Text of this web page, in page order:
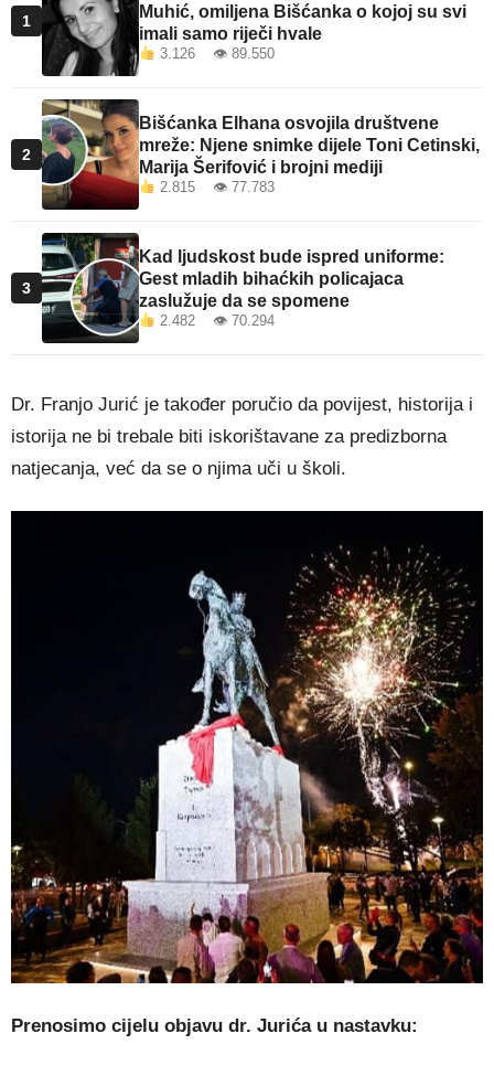
1
Muhić, omiljena Bišćanka o kojoj su svi
imali samo riječi hvale
3.126 👁 89.550
2
Bišćanka Elhana osvojila društvene
mreže: Njene snimke dijele Toni Cetinski,
Marija Šerifović i brojni mediji
2.815 👁 77.783
3
Kad ljudskost bude ispred uniforme:
Gest mladih bihaćkih policajaca
zaslužuje da se spomene
2.482 👁 70.294
Dr. Franjo Jurić je također poručio da povijest, historija i
istorija ne bi trebale biti iskorištavane za predizborna
natjecanja, već da se o njima uči u školi.
Prenosimo cijelu objavu dr. Jurića u nastavku: